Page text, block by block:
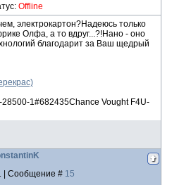
Offline
электрокартон?Надеюсь только
Олфа, а то вдруг...?!Нано - оно
благодарит за Ваш щедрый
1#682435Chance Vought F4U-
| Сообщение # 15